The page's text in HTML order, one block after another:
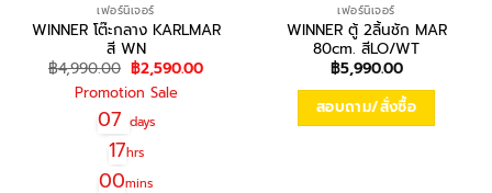
เฟอร์นิเจอร์
WINNER โต๊ะกลาง KARLMAR
สี WN
฿4,990.00 Original
price
was:
฿2,590.00Current
Promotion Sale
07 days
17hrs
00mins
เฟอร์นิเจอร์
WINNER ตู้ 2ลิ้นชัก MAR
80cm. สีLO/WT
฿5,990.00
สอบถาม/สั่งซื้อ